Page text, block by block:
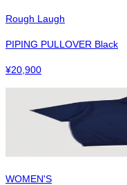
Rough Laugh
PIPING PULLOVER Black
¥20,900
WOMEN'S